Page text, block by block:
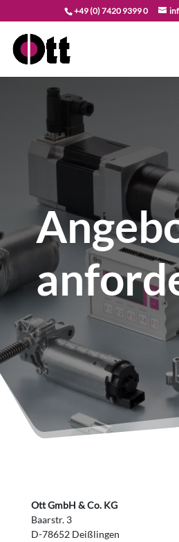
+49 (0) 7420 9399 0
Ott GmbH & Co. KG
Baarstr. 3
D-78652 Deißlingen